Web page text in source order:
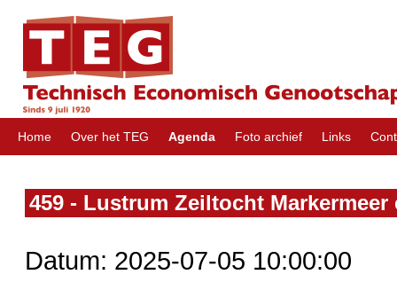
Home Over het TEG Agenda Foto archief Links
459 - Lustrum Zeiltocht Markermeer
Datum: 2025-07-05 10:00:00